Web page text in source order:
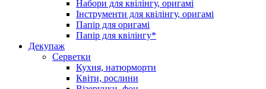
Набори для квілінгу, оригамі
Інструменти для квілінгу, оригамі
Папір для оригамі
Папір для квілінгу*
Декупаж
Серветки
Кухня, натюрморти
Квіти, рослини